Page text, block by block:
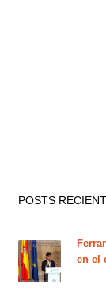
POSTS
en el